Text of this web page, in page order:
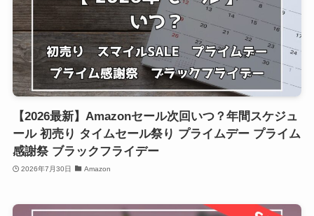
【2026最新】Amazonセール次回いつ？年間スケジュ
ール 初売り タイムセール祭り プライムデー プライム
感謝祭 ブラックフライデー
2026年7月30日 Amazon